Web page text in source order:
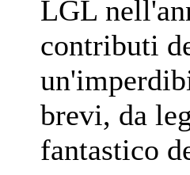
LGL
contributi
brevi, da
fantastico